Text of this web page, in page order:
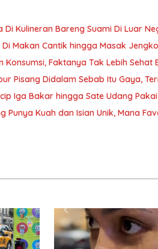
Di Kulineran Bareng Suami Di Luar
Makan Cantik hingga Masak
Konsumsi, Faktanya Tak Lebih Sehat
Pisang Didalam Sebab Itu Gaya,
Iga Bakar hingga Sate Udang
Punya Kuah dan Isian Unik, Mana